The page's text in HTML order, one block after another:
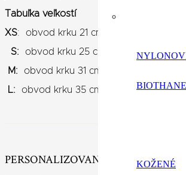
BIOTHANE
KOŽENÉ
Tabuľka veľkostí
XS: obvod krku 21 cm až 26cm –
S: obvod krku 25 cm až 32cm –
M: obvod krku 31 cm až 36cm – Vipet,
L: obvod krku 35 cm až 41 cm –
PERSONALIZOVANÉ VÝROBKY